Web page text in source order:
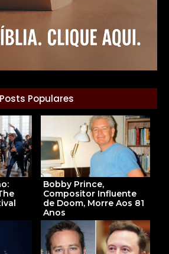
Posts Populares
Bobby Prince,
Compositor Influente
de Doom, Morre Aos 81
Anos